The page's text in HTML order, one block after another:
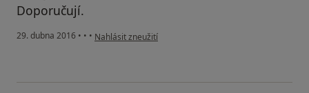
Doporučují.
29. dubna 2016 • • • podle názoru uživatele Váš účet byl odstraněn
Nahlásit zneužití